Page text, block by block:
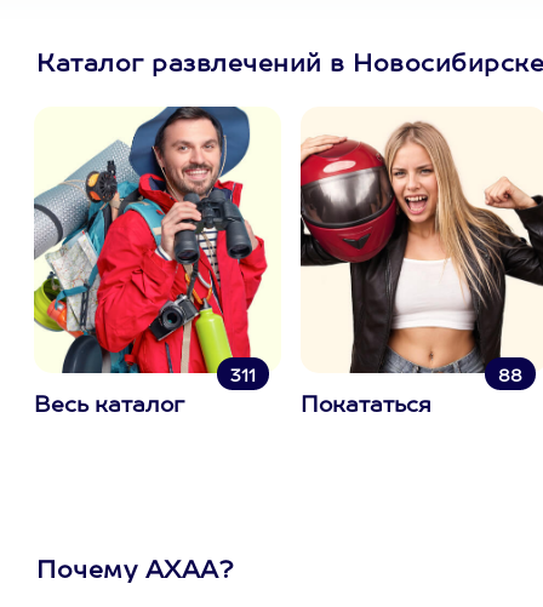
Каталог развлечений в Новосибирске
311
Весь каталог
88
Покататься
Почему АХАА?